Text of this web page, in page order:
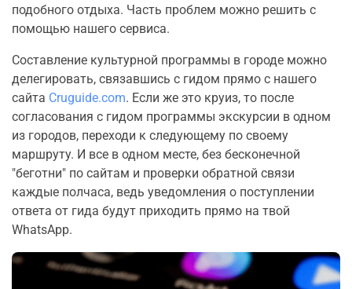
подобного отдыха. Часть проблем можно решить с
помощью нашего сервиса.
Составление культурной программы в городе можно
делегировать, связавшись с гидом прямо с нашего
сайта Cruguide.com. Если же это круиз, то после
согласования с гидом программы экскурсии в одном
из городов, переходи к следующему по своему
маршруту. И все в одном месте, без бесконечной
"беготни" по сайтам и проверки обратной связи
каждые полчаса, ведь уведомления о поступлении
ответа от гида будут приходить прямо на твой
WhatsApp.